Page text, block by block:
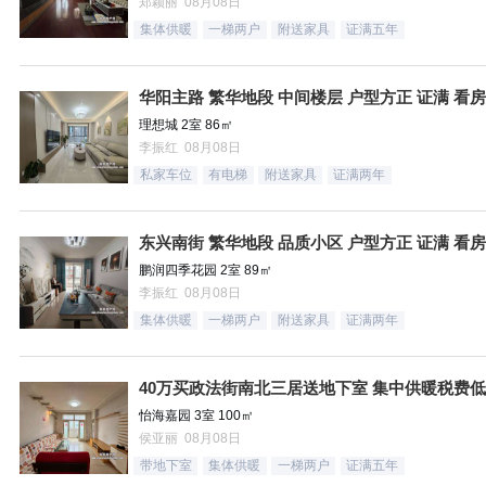
集体供暖 一梯两户 附送家具 证满五年
华阳主路 繁华地段 中间楼层 户型方正 证满 看
理想城 2室 86㎡
李振红 08月08日
私家车位 有电梯 附送家具 证满两年
东兴南街 繁华地段 品质小区 户型方正 证满 看
鹏润四季花园 2室 89㎡
李振红 08月08日
集体供暖 一梯两户 附送家具 证满两年
40万买政法街南北三居送地下室 集中供暖税费低
怡海嘉园 3室 100㎡
侯亚丽 08月08日
带地下室 集体供暖 一梯两户 证满五年